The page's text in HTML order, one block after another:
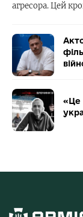
агресора. Цей
«Це